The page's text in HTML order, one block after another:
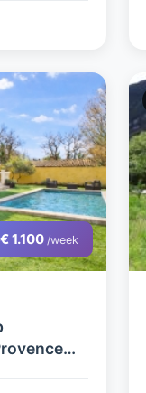
1.100/week